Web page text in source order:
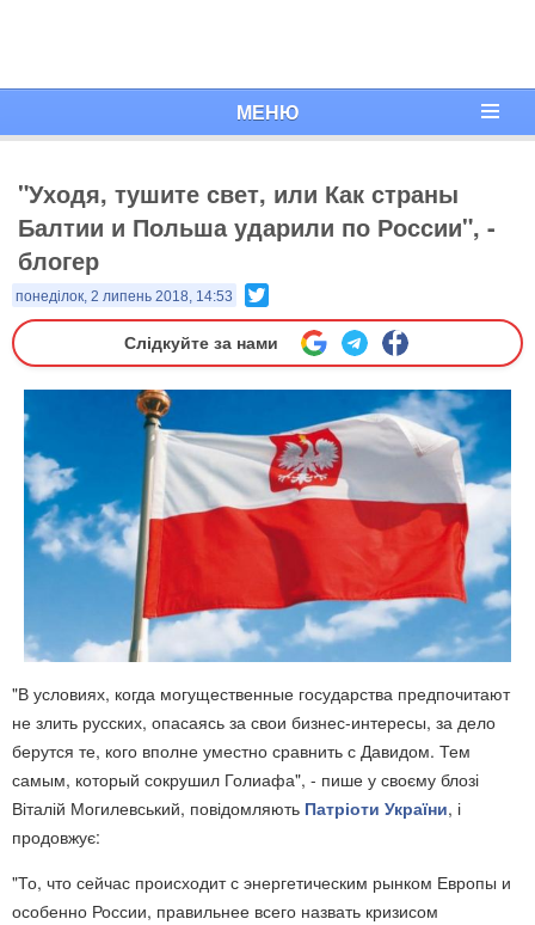
МЕНЮ
"Уходя, тушите свет, или Как страны
Балтии и Польша ударили по России", -
блогер
понеділок, 2 липень 2018, 14:53
Слідкуйте за нами
"В условиях, когда могущественные государства предпочитают
не злить русских, опасаясь за свои бизнес-интересы, за дело
берутся те, кого вполне уместно сравнить с Давидом. Тем
самым, который сокрушил Голиафа", - пише у своєму блозі
Віталій Могилевський, повідомляють Патріоти України, і
продовжує:
"То, что сейчас происходит с энергетическим рынком Европы и
особенно России, правильнее всего назвать кризисом